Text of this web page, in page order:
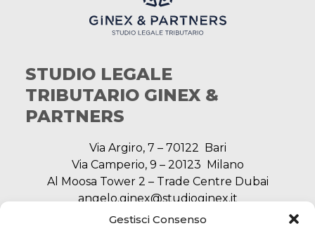
Gestisci Consenso
STUDIO LEGALE
TRIBUTARIO GINEX &
PARTNERS
Via Argiro, 7 – 70122 Bari
Via Camperio, 9 – 20123 Milano
Al Moosa Tower 2 – Trade Centre Dubai
angelo.ginex@studioginex.it
segreteria@studioginex.it